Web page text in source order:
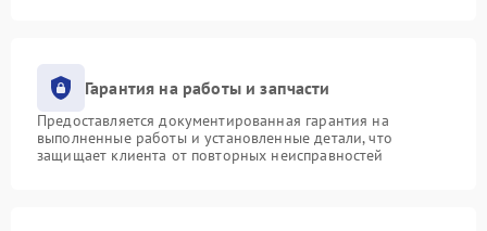
Гарантия на работы и запчасти
Предоставляется документированная гарантия на
выполненные работы и установленные детали, что
защищает клиента от повторных неисправностей